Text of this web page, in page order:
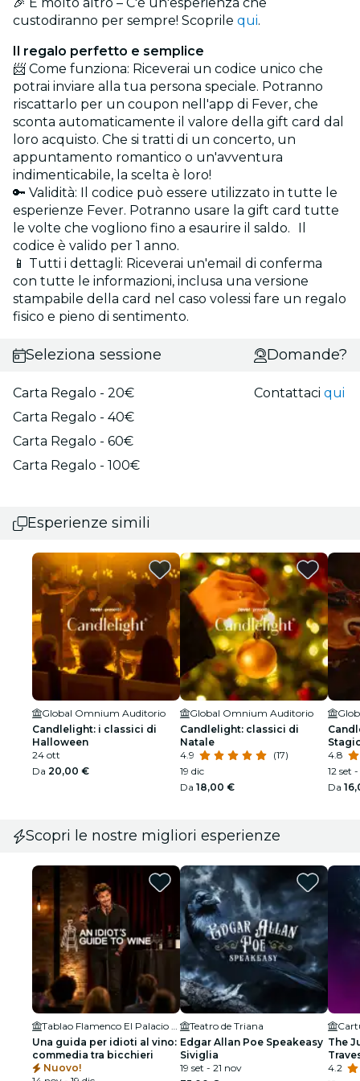
🎉 E molto altro – C'è un'esperienza che
custodiranno per sempre! Scoprile qui.
Il regalo perfetto e semplice
📨 Come funziona: Riceverai un codice unico che
potrai inviare alla tua persona speciale. Potranno
riscattarlo per un coupon nell'app di Fever, che
sconta automaticamente il valore della gift card dal
loro acquisto. Che si tratti di un concerto, un
appuntamento romantico o un'avventura
indimenticabile, la scelta è loro!
🔑 Validità: Il codice può essere utilizzato in tutte le
esperienze Fever. Potranno usare la gift card tutte
le volte che vogliono fino a esaurire il saldo. Il
codice è valido per 1 anno.
📱 Tutti i dettagli: Riceverai un'email di conferma
con tutte le informazioni, inclusa una versione
stampabile della card nel caso volessi fare un regalo
fisico e pieno di sentimento.
Seleziona sessione
Carta Regalo - 20€
Carta Regalo - 40€
Carta Regalo - 60€
Carta Regalo - 100€
Domande?
Contattaciqui
Esperienze simili
Global Omnium Auditorio
Candlelight: i classici di
Halloween
24 ott
Da 20,00 €
Global Omnium Auditorio
Candlelight: classici di
Natale
4.9
(17)
19 dic
Da 18,00 €
4.8
12 set
Da
Scopri le nostre migliori esperienze
Tablao Flamenco El Palacio Andaluz - Sala Museo
Una guida per idioti al vino:
commedia tra bicchieri
Nuovo!
Teatro de Triana
Edgar Allan Poe Speakeasy
Siviglia
19 set - 21 nov
The
4.2